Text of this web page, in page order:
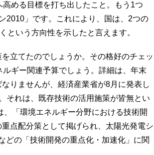
める目標を打ち出したこと。もう1つ
2010」です。これにより、国は、2つの
という方向性を示したと言えます。
立てたのでしょうか。その格好のチェッ
ギー関連予算でしょう。詳細は、年末
りませんが、経済産業省が8月に発表し
それは、既存技術の活用施策が皆無とい
「環境エネルギー分野における技術開
点配分策として掲げられ、太陽光発電シ
どの「技術開発の重点化・加速化」に関